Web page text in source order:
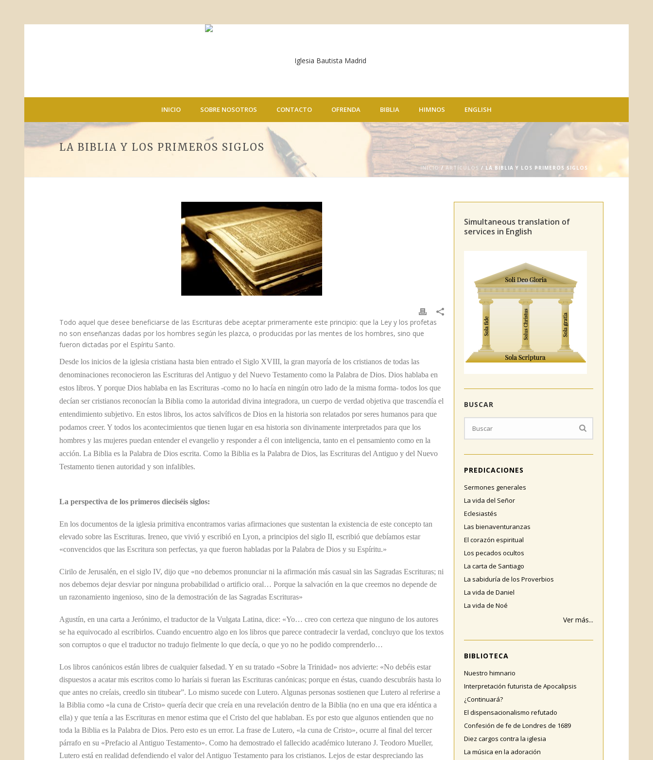
INICIO SOBRE NOSOTROS CONTACTO OFRENDA BIBLIA HIMNOS ENGLISH
LA BIBLIA Y LOS PRIMEROS SIGLOS
INICIO / ARTÍCULOS / LA BIBLIA Y LOS PRIMEROS SIGLOS
Todo aquel que desee beneficiarse de las Escrituras debe aceptar primeramente este principio: que la Ley y los profetas
no son enseñanzas dadas por los hombres según les plazca, o producidas por las mentes de los hombres, sino que
fueron dictadas por el Espíritu Santo.​
Desde los inicios de la iglesia cristiana hasta bien entrado el Siglo XVIII, la gran mayoría de los cristianos de todas las
denominaciones reconocieron las Escrituras del Antiguo y del Nuevo Testamento como la Palabra de Dios. Dios hablaba en
estos libros. Y porque Dios hablaba en las Escrituras -como no lo hacía en ningún otro lado de la misma forma- todos los que
decían ser cristianos reconocían la Biblia como la autoridad divina integradora, un cuerpo de verdad objetiva que trascendía el
entendimiento subjetivo. En estos libros, los actos salvíficos de Dios en la historia son relatados por seres humanos para que
podamos creer. Y todos los acontecimientos que tienen lugar en esa historia son divinamente interpretados para que los
hombres y las mujeres puedan entender el evangelio y responder a él con inteligencia, tanto en el pensamiento como en la
acción. La Biblia es la Palabra de Dios escrita. Como la Biblia es la Palabra de Dios, las Escrituras del Antiguo y del Nuevo
Testamento tienen autoridad y son infalibles.
La perspectiva de los primeros dieciséis siglos:
En los documentos de la iglesia primitiva encontramos varias afirmaciones que sustentan la existencia de este concepto tan
elevado sobre las Escrituras. Ireneo, que vivió y escribió en Lyon, a principios del siglo II, escribió que debíamos estar
«convencidos que las Escritura son perfectas, ya que fueron habladas por la Palabra de Dios y su Espíritu.»
Cirilo de Jerusalén, en el siglo IV, dijo que «no debemos pronunciar ni la afirmación más casual sin las Sagradas Escrituras; ni
nos debemos dejar desviar por ninguna probabilidad o artificio oral… Porque la salvación en la que creemos no depende de
un razonamiento ingenioso, sino de la demostración de las Sagradas Escrituras»
Agustín, en una carta a Jerónimo, el traductor de la Vulgata Latina, dice: «Yo… creo con certeza que ninguno de los autores
se ha equivocado al escribirlos. Cuando encuentro algo en los libros que parece contradecir la verdad, concluyo que los textos
son corruptos o que el traductor no tradujo fielmente lo que decía, o que yo no he podido comprenderlo…
Los libros canónicos están libres de cualquier falsedad. Y en su tratado «Sobre la Trinidad» nos advierte: «No debéis estar
dispuestos a acatar mis escritos como lo haríais si fueran las Escrituras canónicas; porque en éstas, cuando descubráis hasta lo
que antes no creíais, creedlo sin titubear”. Lo mismo sucede con Lutero. Algunas personas sostienen que Lutero al referirse a
la Biblia como «la cuna de Cristo» quería decir que creía en una revelación dentro de la Biblia (no en una que era idéntica a
ella) y que tenía a las Escrituras en menor estima que el Cristo del que hablaban. Es por esto que algunos entienden que no
toda la Biblia es la Palabra de Dios. Pero esto es un error. La frase de Lutero, «la cuna de Cristo», ocurre al final del tercer
párrafo en su «Prefacio al Antiguo Testamento». Como ha demostrado el fallecido académico luterano J. Teodoro Mueller,
Lutero está en realidad defendiendo el valor del Antiguo Testamento para los cristianos. Lejos de estar despreciando las
Simultaneous translation of
services in English
BUSCAR
PREDICACIONES
Sermones generales
La vida del Señor
Eclesiastés
Las bienaventuranzas
El corazón espiritual
Los pecados ocultos
La carta de Santiago
La sabiduría de los Proverbios
La vida de Daniel
La vida de Noé
Ver más...
BIBLIOTECA
Nuestro himnario
Interpretación futurista de Apocalipsis
¿Continuará?
El dispensacionalismo refutado
Confesión de fe de Londres de 1689
Diez cargos contra la iglesia
La música en la adoración